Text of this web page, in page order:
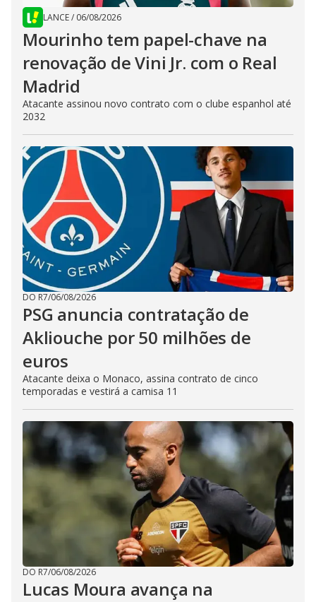
LANCE/ 06/08/2026
Mourinho tem papel-chave na
renovação de Vini Jr. com o Real
Madrid
Atacante assinou novo contrato com o clube espanhol até
2032
DO R7/06/08/2026
PSG anuncia contratação de
Akliouche por 50 milhões de
euros
Atacante deixa o Monaco, assina contrato de cinco
temporadas e vestirá a camisa 11
DO R7/06/08/2026
Lucas Moura avança na